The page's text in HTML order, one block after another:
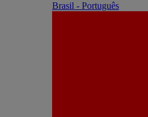
Brasil - Português